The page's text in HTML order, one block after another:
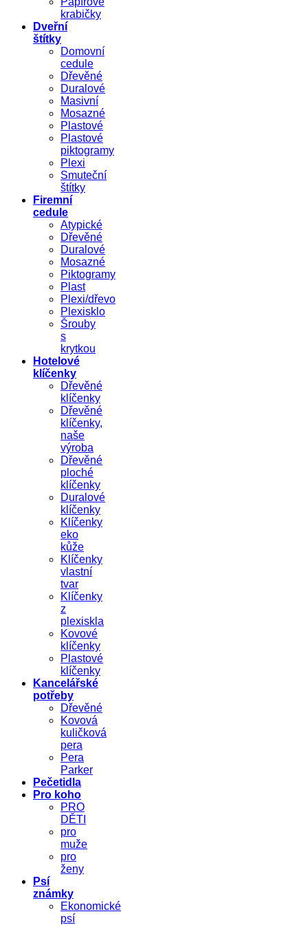
krabičky
Dveřní
štítky
Domovní
cedule
Dřevěné
Duralové
Masivní
Mosazné
Plastové
Plastové
piktogramy
Plexi
Smuteční
štítky
Firemní
cedule
Atypické
Dřevěné
Duralové
Mosazné
Piktogramy
Plast
Plexi/dřevo
Plexisklo
Šrouby
s
krytkou
Hotelové
klíčenky
Dřevěné
klíčenky
Dřevěné
klíčenky,
naše
výroba
Dřevěné
ploché
klíčenky
Duralové
klíčenky
Klíčenky
eko
kůže
Klíčenky
vlastní
tvar
Klíčenky
z
plexiskla
Kovové
klíčenky
Plastové
klíčenky
Kancelářské
potřeby
Dřevěné
Kovová
kuličková
pera
Pera
Parker
Pečetidla
Pro koho
PRO
DĚTI
pro
muže
pro
ženy
Psí
známky
Ekonomické
psí